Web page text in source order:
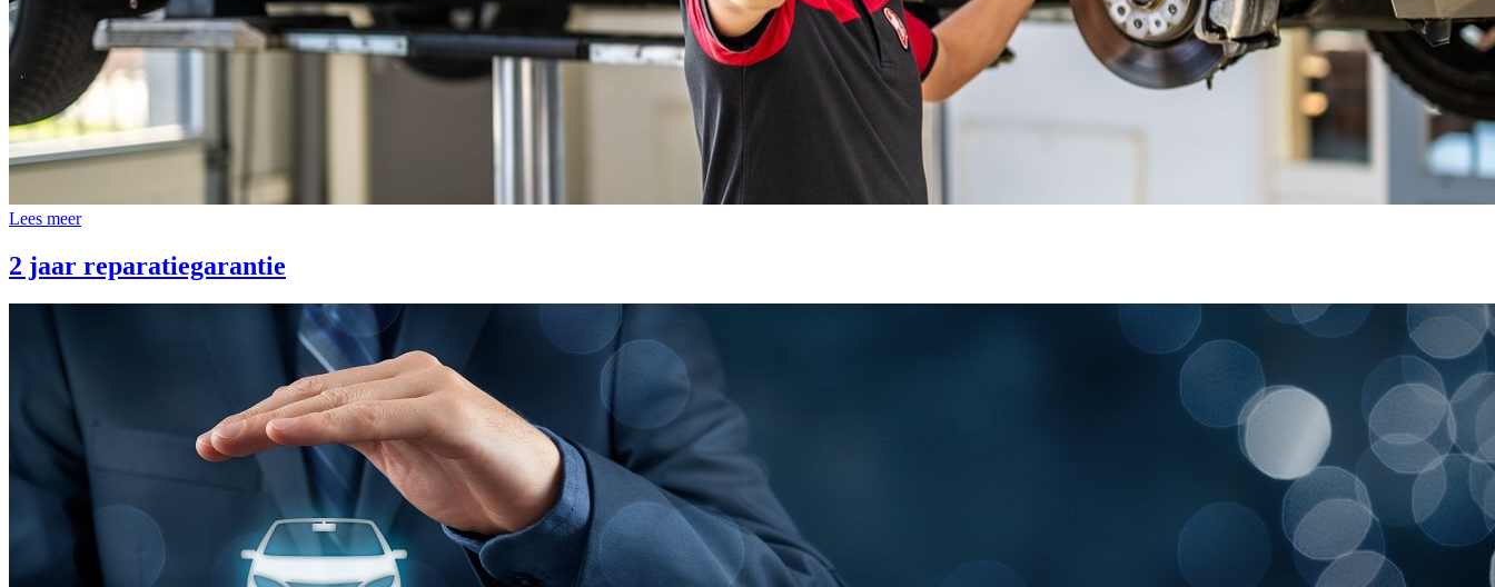
Lees meer
2 jaar reparatiegarantie